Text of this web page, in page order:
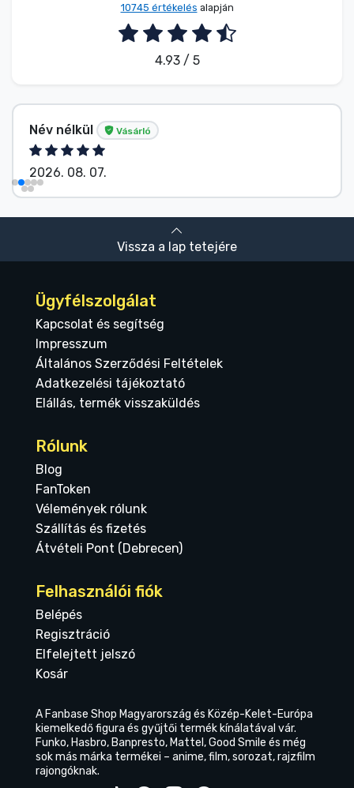
10745 értékelés alapján
4.93 / 5
Név nélkül Vásárló
2026. 08. 07.
Vissza a lap tetejére
Ügyfélszolgálat
Kapcsolat és segítség
Impresszum
Általános Szerződési Feltételek
Adatkezelési tájékoztató
Elállás, termék visszaküldés
Rólunk
Blog
FanToken
Vélemények rólunk
Szállítás és fizetés
Átvételi Pont (Debrecen)
Felhasználói fiók
Belépés
Regisztráció
Elfelejtett jelszó
Kosár
A Fanbase Shop Magyarország és Közép-Kelet-Európa
kiemelkedő figura és gyűjtői termék kínálatával vár.
Funko, Hasbro, Banpresto, Mattel, Good Smile és még
sok más márka termékei – anime, film, sorozat, rajzfilm
rajongóknak.